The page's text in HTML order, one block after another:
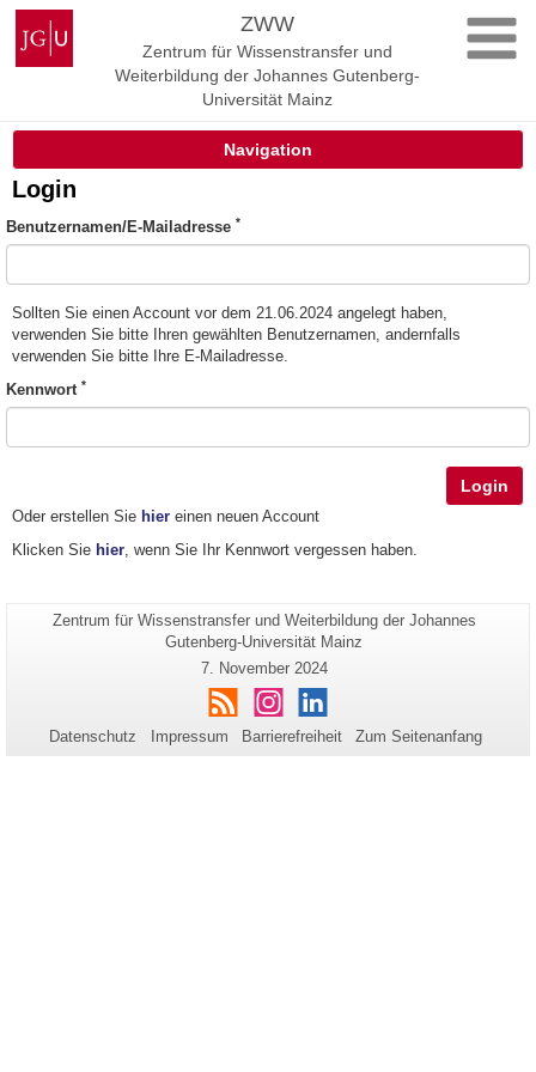
Zum
Inhalt
springen
Johannes
Gutenberg-
Universität
ZWW
Zentrum für Wissenstransfer und
Weiterbildung der Johannes Gutenberg-
Universität Mainz
Navigation
Login
Benutzernamen/E-Mailadresse *
Sollten Sie einen Account vor dem 21.06.2024 angelegt haben,
verwenden Sie bitte Ihren gewählten Benutzernamen, andernfalls
verwenden Sie bitte Ihre E-Mailadresse.
Kennwort *
Login
Oder erstellen Sie hier einen neuen Account
Klicken Sie hier , wenn Sie Ihr Kennwort vergessen haben.
Zusätzliche
Informationen
zu
dieser
Seite
Seiten-
Zentrum für Wissenstransfer und Weiterbildung der Johannes
Gutenberg-Universität Mainz
Letzte
Aktualisierung:
7. November 2024
RSS InstagramLinkedIn
Datenschutz Impressum Barrierefreiheit Zum Seitenanfang